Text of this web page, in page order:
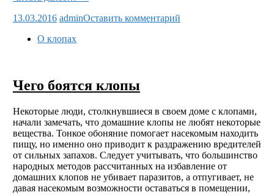
13.03.2016 adminОставить комментарий
О клопах
Чего боятся клопы
Некоторые люди, столкнувшиеся в своем доме с клопами,
начали замечать, что домашние клопы не любят некоторые
вещества. Тонкое обоняние помогает насекомым находить
пищу, но именно оно приводит к раздражению вредителей
от сильных запахов. Следует учитывать, что большинство
народных методов рассчитанных на избавление от
домашних клопов не убивает паразитов, а отпугивает, не
давая насекомым возможности оставаться в помещении,